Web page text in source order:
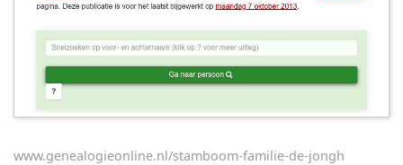
www.genealogieonline.nl/stamboom-familie-de-jongh